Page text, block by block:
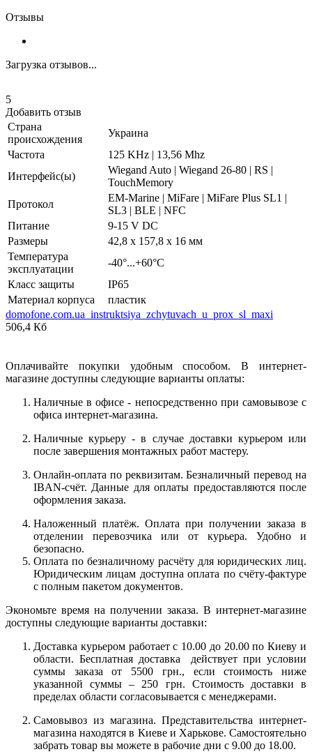
Отзывы
Загрузка отзывов...
5
Добавить отзыв
Страна
происхождения
Украина
Частота
125 KHz | 13,56 Mhz
Интерфейс(ы)
Wiegand Auto | Wiegand 26-80 | RS |
TouchMemory
Протокол
EM-Marine | MiFare | MiFare Plus SL1 |
SL3 | BLE | NFC
Питание
9-15 V DC
Размеры
42,8 х 157,8 х 16 мм
Температура
эксплуатации
-40°...+60°C
Класс защиты
IP65
Материал корпуса
пластик
domofone.com.ua_instruktsiya_zchytuvach_u_prox_sl_maxi
506,4 Кб
Оплачивайте покупки удобным способом. В интернет-
магазине доступны следующие варианты оплаты:
Наличные в офисе - непосредственно при самовывозе с
офиса интернет-магазина.
Наличные курьеру - в случае доставки курьером или
после завершения монтажных работ мастеру.
Онлайн-оплата по реквизитам. Безналичный перевод на
IBAN-счёт. Данные для оплаты предоставляются после
оформления заказа.
Наложенный платёж. Оплата при получении заказа в
отделении перевозчика или от курьера. Удобно и
безопасно.
Оплата по безналичному расчёту для юридических лиц.
Юридическим лицам доступна оплата по счёту-фактуре
с полным пакетом документов.
Экономьте время на получении заказа. В интернет-магазине
доступны следующие варианты доставки:
Доставка курьером работает с 10.00 до 20.00 по Киеву и
области. Бесплатная доставка действует при условии
суммы заказа от 5500 грн., если стоимость ниже
указанной суммы – 250 грн. Стоимость доставки в
пределах области согласовывается с менеджерами.
Самовывоз из магазина. Представительства интернет-
магазина находятся в Киеве и Харькове. Самостоятельно
забрать товар вы можете в рабочие дни с 9.00 до 18.00.